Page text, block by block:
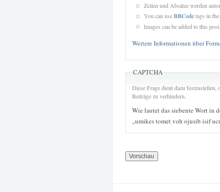
Zeilen und Absätze werden
You can useBBCodetags in
Images can be added to this post.
Weitere Informationen über
CAPTCHA
Diese Frage dient dazu
Beiträge zu verhindern.
Wie lautet das siebente Wort in
„umikes tomet voh ojusib isif